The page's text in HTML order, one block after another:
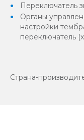
Переключатель
Органы
настройки
переключатель (х
Страна-